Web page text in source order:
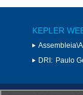
KEPLER
DRI: Paulo